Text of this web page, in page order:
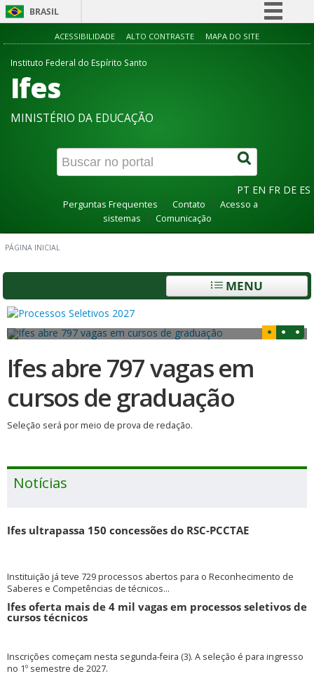
BRASIL
Simplifique!
Canais
ACESSIBILIDADE ALTO CONTRASTE MAPA DO SITE
Instituto Federal do Espírito Santo
Ifes
MINISTÉRIO DA EDUCAÇÃO
PT EN FR DE ES
Perguntas Frequentes Contato
Acesso a
sistemas
Comunicação
PÁGINA INICIAL
MENU
Ifes abre 797 vagas em
cursos de graduação
Seleção será por meio de prova de redação.
Notícias
Ifes ultrapassa 150 concessões do RSC-PCCTAE
Instituição já teve 729 processos abertos para o Reconhecimento de
Saberes e Competências de técnicos...
Ifes oferta mais de 4 mil vagas em processos seletivos de
cursos técnicos
Inscrições começam nesta segunda-feira (3). A seleção é para ingresso
no 1º semestre de 2027.